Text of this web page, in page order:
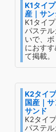
K1タイ
産｜サ
K1タイ
パステ
いで、
におす
て掲載。
K2タイ
国産｜
サンド
K2タイ
パステ